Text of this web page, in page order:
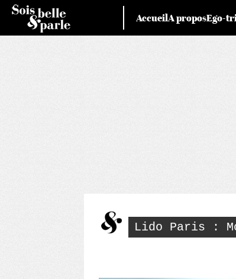
Skip
content
AccueilA proposEgo-
Lido Paris :